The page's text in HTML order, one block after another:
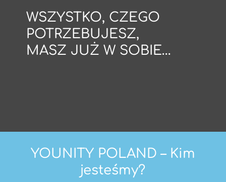
WSZYSTKO, CZEGO
POTRZEBUJESZ,
MASZ JUŻ W SOBIE…
YOUNITY POLAND – Kim
jesteśmy?